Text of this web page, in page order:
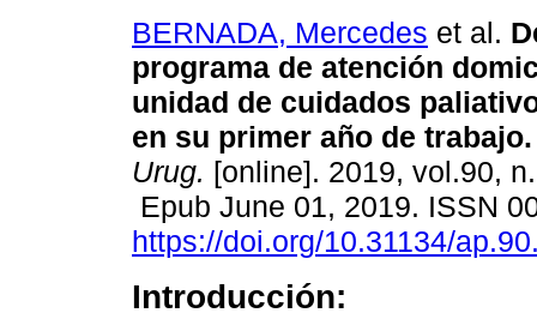
BERNADA, Mercedes et al.
programa de atención
unidad de cuidados
en su primer año de trabajo.
Urug. [online]. 2019, vol.90,
Epub June 01, 2019. ISSN
https://doi.org/10.31134/
Introducción: